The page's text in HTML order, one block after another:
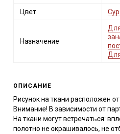
Цвет
Назначение
ОПИСАНИЕ
Рисунок на ткани расположен
Внимание! В зависимости от
На ткани могут встречаться:
полотно не окрашивалось, не